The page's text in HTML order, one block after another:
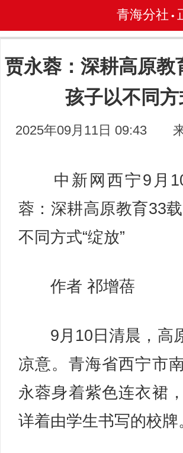
青海分社 •
贾永蓉：深耕高原教
孩子以不同方
2025年09月11日 09:43
中新网西宁9月
蓉：深耕高原教育33
不同方式“绽放”
作者 祁增蓓
9月10日清晨，高
凉意。青海省西宁市
永蓉身着紫色连衣裙
详着由学生书写的校牌